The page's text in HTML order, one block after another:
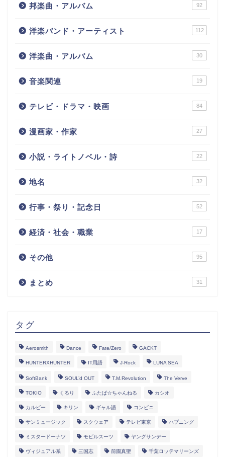
邦楽曲・アルバム 92
洋楽バンド・アーティスト 112
洋楽曲・アルバム 30
音楽関連 19
テレビ・ドラマ・映画 84
漫画家・作家 27
小説・ライトノベル・詩 22
地名 32
行事・祭り・記念日 52
経済・社会・職業 17
その他 95
まとめ 31
タグ
Aerosmith Dance Fate/Zero GACKT
HUNTERXHUNTER IT用語 J-Rock LUNA SEA
SoftBank SOUL’d OUT T.M.Revolution The Verve
TOKIO くるり ふたば☆ちゃんねる カシオ
カルビー キリン ギャル語 コンビニ
サンミュージック スクウェア テレビ東京 ハプニング
ミスタードーナツ モビルスーツ ヤングサンデー
ヴィジュアル系 三国志 前園真聖 千葉ロッテマリーンズ